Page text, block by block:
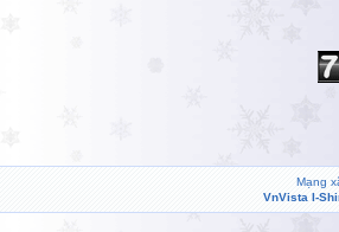
Mạng
VnVista I-